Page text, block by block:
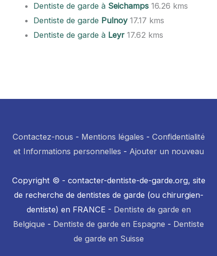
Dentiste de garde à Seichamps 16.26 kms
Dentiste de garde Pulnoy17.17 kms
Dentiste de garde à Leyr 17.62 kms
Contactez-nous - Mentions légales - Confidentialité
et Informations personnelles - Ajouter un nouveau
Copyright © - contacter-dentiste-de-garde.org, site
de recherche de dentistes de garde (ou chirurgien-
dentiste) en FRANCE - Dentiste de garde en
Belgique - Dentiste de garde en Espagne - Dentiste
de garde en Suisse